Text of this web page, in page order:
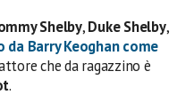
Shelby,Duke Shelby,
Barry Keoghan come
che da ragazzino è
.